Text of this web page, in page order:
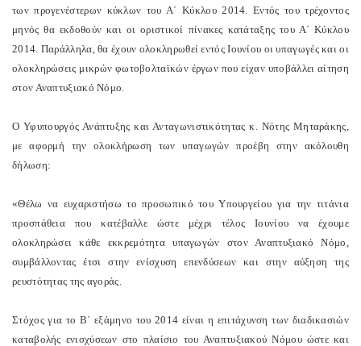
των προγενέστερων κύκλων του Α΄ Κύκλου 2014. Εντός του τρέχοντος
μηνός θα εκδοθούν και οι οριστικοί πίνακες κατάταξης του Α΄ Κύκλου
2014. Παράλληλα, θα έχουν ολοκληρωθεί εντός Ιουνίου οι υπαγωγές και οι
ολοκληρώσεις μικρών φωτοβολταϊκών έργων που είχαν υποβάλλει αίτηση
στον Αναπτυξιακό Νόμο.
O Υφυπουργός Ανάπτυξης και Ανταγωνιστικότητας κ. Νότης Μηταράκης,
με αφορμή την ολοκλήρωση των υπαγωγών προέβη στην ακόλουθη
δήλωση:
«Θέλω να ευχαριστήσω το προσωπικό του Υπουργείου για την τιτάνια
προσπάθεια που κατέβαλλε ώστε μέχρι τέλος Ιουνίου να έχουμε
ολοκληρώσει κάθε εκκρεμότητα υπαγωγών στον Αναπτυξιακό Νόμο,
συμβάλλοντας έτσι στην ενίσχυση επενδύσεων και στην αύξηση της
ρευστότητας της αγοράς.
Στόχος για το Β΄ εξάμηνο του 2014 είναι η επιτάχυνση των διαδικασιών
καταβολής ενισχύσεων στο πλαίσιο του Αναπτυξιακού Νόμου ώστε και